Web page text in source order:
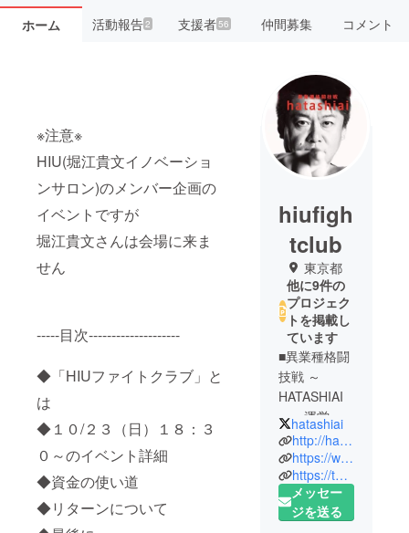
ホーム 活動報告2 支援者56 仲間募集 コメント
※注意※
HIU(堀江貴文イノベーショ
ンサロン)のメンバー企画の
イベントですが
堀江貴文さんは会場に来ま
せん
-----目次--------------------
◆「HIUファイトクラブ」と
は
◆１０/２３（日）１８：３
０～のイベント詳細
◆資金の使い道
◆リターンについて
hiufigh
tclub
東京都
他に9件の
プロジェク
トを掲載し
ています
■異業種格闘
技戦 ～
HATASHIAI
～ 運営
チームにつ
いて■
HIU(堀江貴
文イノベー
ション大学
hatashiai
http://hatashiai.net/
https://www.facebook.com/HATASHIAIFIGHT/
https://twitter.com/HIUFightClub?lang=ja
メッセー
ジを送る